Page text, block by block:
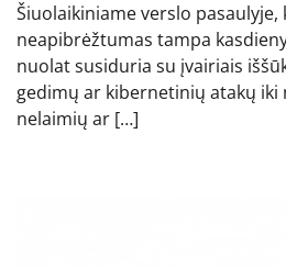
Šiuolaikiniame verslo pasaulyje,
neapibrėžtumas tampa
nuolat susiduria su įvairiais
gedimų ar kibernetinių atakų
nelaimių ar […]